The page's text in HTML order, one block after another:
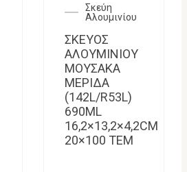
Σκεύη
Αλουμινίου
ΣΚΕΥΟΣ
ΑΛΟΥΜΙΝΙΟΥ
ΜΟΥΣΑΚΑ
ΜΕΡΙΔΑ
(142L/R53L)
690ML
16,2×13,2×4,2CM
20×100 TEM